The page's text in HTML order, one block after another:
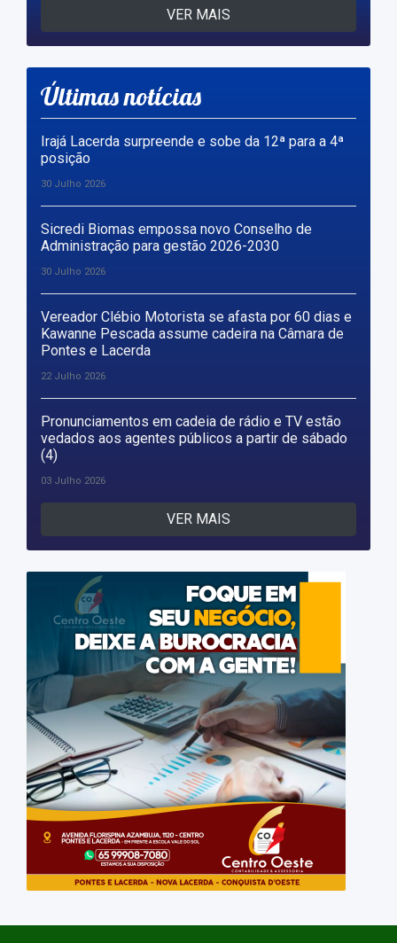
VER MAIS
Últimas notícias
Irajá Lacerda surpreende e sobe da 12ª para a 4ª
posição
30 Julho 2026
Sicredi Biomas empossa novo Conselho de
Administração para gestão 2026-2030
30 Julho 2026
Vereador Clébio Motorista se afasta por 60 dias e
Kawanne Pescada assume cadeira na Câmara de
Pontes e Lacerda
22 Julho 2026
Pronunciamentos em cadeia de rádio e TV estão
vedados aos agentes públicos a partir de sábado
(4)
03 Julho 2026
VER MAIS